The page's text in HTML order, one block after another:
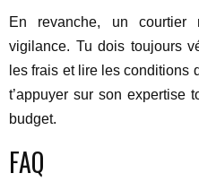
En revanche, un
vigilance. Tu dois toujours
les frais et lire les conditions
t’appuyer sur son expertise
budget.
FAQ